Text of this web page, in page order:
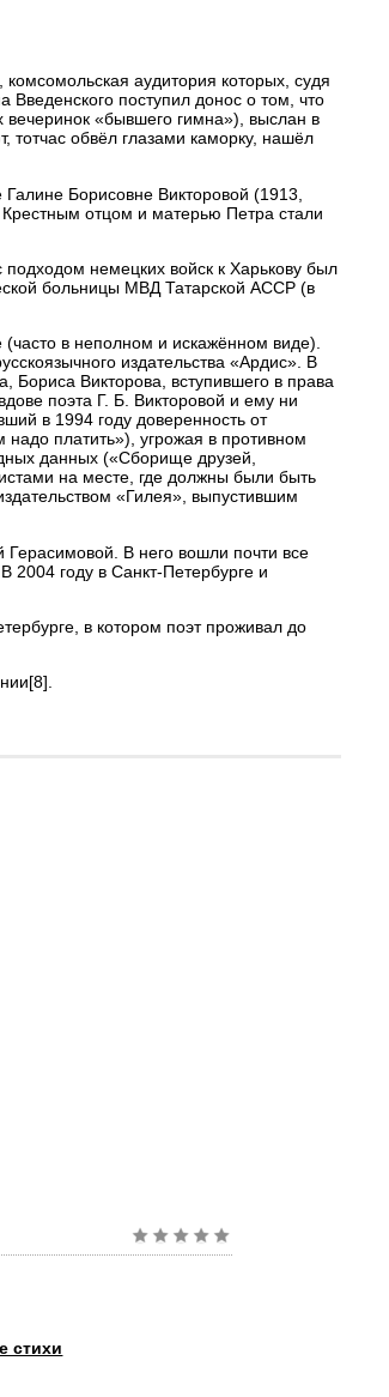
аудитория которых, судя
поступил донос о том, что
вечеринок «бывшего гимна»), выслан в
тотчас обвёл глазами каморку, нашёл
Борисовне Викторовой (1913,
отцом и матерью Петра стали
немецких войск к Харькову был
больницы МВД Татарской АССР (в
(часто в неполном и искажённом виде).
издательства «Ардис». В
Викторова, вступившего в права
поэта Г. Б. Викторовой и ему ни
в 1994 году доверенность от
платить»), угрожая в противном
данных («Сборище друзей,
на месте, где должны были быть
«Гилея», выпустившим
В него вошли почти все
2004 году в Санкт-Петербурге и
в котором поэт проживал до
стихи